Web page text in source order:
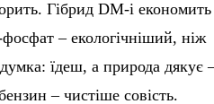
Гібрид DM-i економить
– екологічніший, ніж
їдеш, а природа дякує
– чистіше совість.